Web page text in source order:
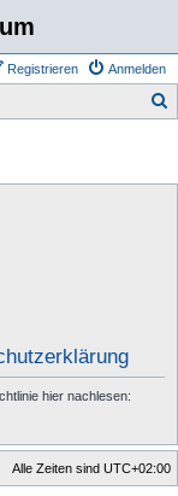
Anmelden
Registrieren
h
hier nachlesen:
Alle Zeiten sind UTC+02:00